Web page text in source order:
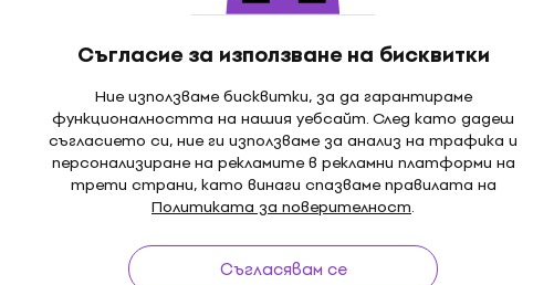
Съгласие за използване на бисквитки
Ние използваме бисквитки, за да гарантираме
функционалността на нашия уебсайт. След като дадеш
съгласието си, ние ги използваме за анализ на трафика и
персонализиране на рекламите в рекламни платформи на
трети страни, като винаги спазваме правилата на
Политиката за поверителност.
Съгласявам се
Хартия